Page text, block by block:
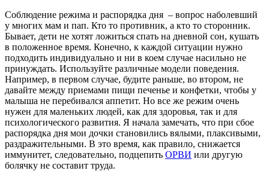
Соблюдение режима и распорядка дня – вопрос наболевший
у многих мам и пап. Кто то противник, а кто то сторонник.
Бывает, дети не хотят ложиться спать на дневной сон, кушать
в положенное время. Конечно, к каждой ситуации нужно
подходить индивидуально и ни в коем случае насильно не
принуждать. Используйте различные модели поведения.
Например, в первом случае, будите раньше, во втором, не
давайте между приемами пищи печенье и конфетки, чтобы у
малыша не перебивался аппетит. Но все же режим очень
нужен для маленьких людей, как для здоровья, так и для
психологического развития. Я начала замечать, что при сбое
распорядка дня мои дочки становились вялыми, плаксивыми,
раздражительными. В это время, как правило, снижается
иммунитет, следовательно, подцепить ОРВИ или другую
болячку не составит труда.